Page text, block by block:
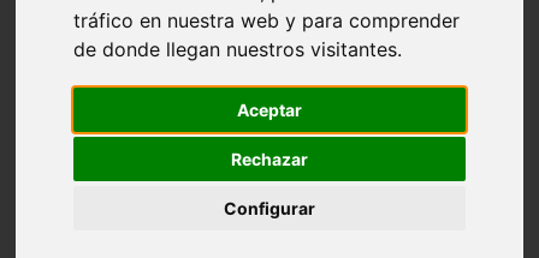
tráfico en nuestra web y para comprender
de donde llegan nuestros visitantes.
Aceptar
Rechazar
Configurar